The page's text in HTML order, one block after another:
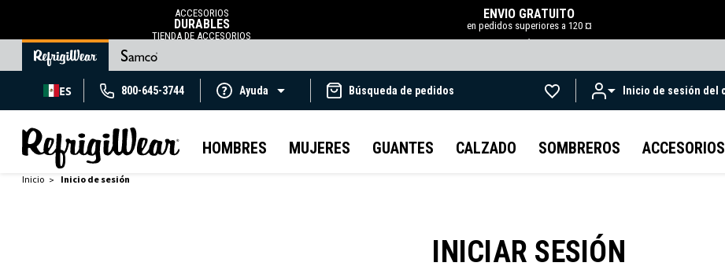
ACCESORIOS
DURABLES
TIENDA DE ACCESORIOS
ENVÍO GRATUITO
en pedidos superiores a 120 ¤
.
ES 800-645-3744 Ayuda Búsqueda de pedidos Inicio de sesión del
HOMBRES MUJERES GUANTES CALZADO SOMBREROS ACCESORIOS
Inicio Inicio de sesión
INICIAR SESIÓN